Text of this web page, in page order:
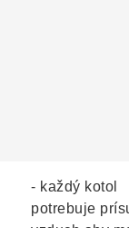
- každý kotol
potrebuje